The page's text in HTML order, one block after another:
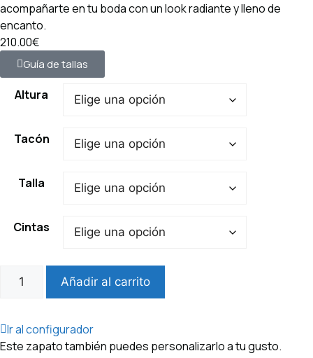
acompañarte en tu boda con un look radiante y lleno de
encanto.
210.00€
Guía de tallas
Altura
Tacón
Talla
Cintas
Añadir al carrito
Ir al configurador
Este zapato también puedes personalizarlo a tu gusto.